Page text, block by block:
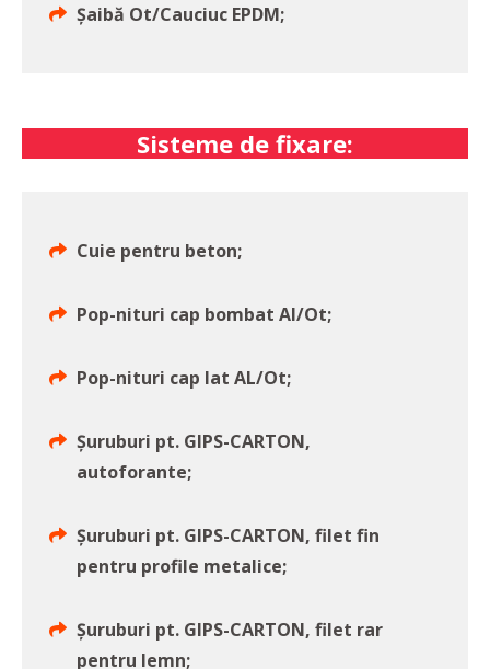
Șaibă Ot/Cauciuc EPDM;
Sisteme de fixare:
Cuie pentru beton;
Pop-nituri cap bombat Al/Ot;
Pop-nituri cap lat AL/Ot;
Șuruburi pt. GIPS-CARTON,
autoforante;
Șuruburi pt. GIPS-CARTON, filet fin
pentru profile metalice;
Șuruburi pt. GIPS-CARTON, filet rar
pentru lemn;